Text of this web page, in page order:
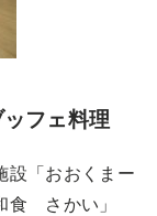
フェ料理
設「おおくまー
食 さかい」